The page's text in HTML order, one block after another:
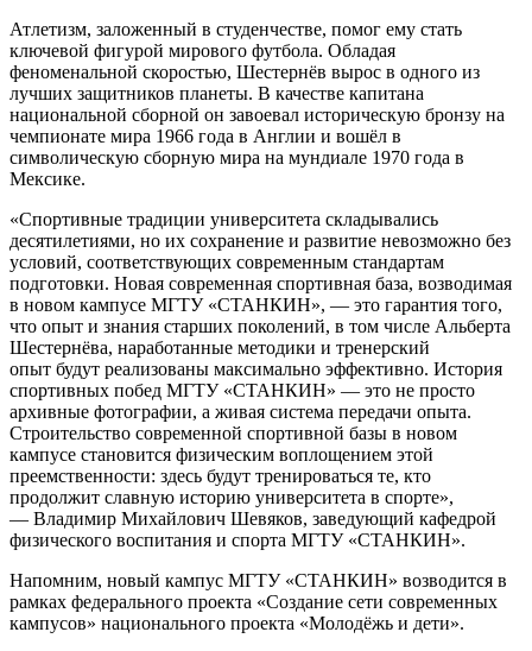
Атлетизм, заложенный в студенчестве, помог ему стать
ключевой фигурой мирового футбола. Обладая
феноменальной скоростью, Шестернёв вырос в одного из
лучших защитников планеты. В качестве капитана
национальной сборной он завоевал историческую бронзу на
чемпионате мира 1966 года в Англии и вошёл в
символическую сборную мира на мундиале 1970 года в
Мексике.
«Спортивные традиции университета складывались
десятилетиями, но их сохранение и развитие невозможно без
условий, соответствующих современным стандартам
подготовки. Новая современная спортивная база, возводимая
в новом кампусе МГТУ «СТАНКИН», — это гарантия того,
что опыт и знания старших поколений, в том числе Альберта
Шестернёва, наработанные методики и тренерский
опыт будут реализованы максимально эффективно. История
спортивных побед МГТУ «СТАНКИН» — это не просто
архивные фотографии, а живая система передачи опыта.
Строительство современной спортивной базы в новом
кампусе становится физическим воплощением этой
преемственности: здесь будут тренироваться те, кто
продолжит славную историю университета в спорте»,
— Владимир Михайлович Шевяков, заведующий кафедрой
физического воспитания и спорта МГТУ «СТАНКИН».
Напомним, новый кампус МГТУ «СТАНКИН» возводится в
рамках федерального проекта «Создание сети современных
кампусов» национального проекта «Молодёжь и дети».